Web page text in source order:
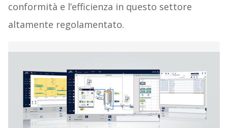
conformità e l’efficienza in questo settore
altamente regolamentato.